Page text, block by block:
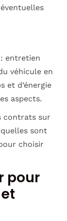
entretien
véhicule en
et d’énergie
aspects.
contrats sur
sont
choisir
pour